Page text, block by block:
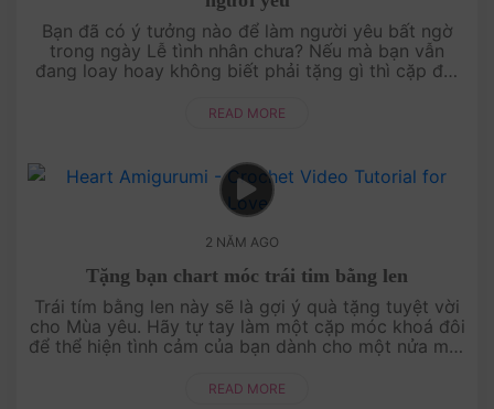
Bạn đã có ý tưởng nào để làm người yêu bất ngờ
trong ngày Lễ tình nhân chưa? Nếu mà bạn vẫn
đang loay hoay không biết phải tặng gì thì cặp đôi
READ MORE
2 NĂM AGO
Tặng bạn chart móc trái tim bằng len
Trái tím bằng len này sẽ là gợi ý quà tặng tuyệt vời
cho Mùa yêu. Hãy tự tay làm một cặp móc khoá đôi
để thể hiện tình cảm của bạn dành cho một nửa một
READ MORE